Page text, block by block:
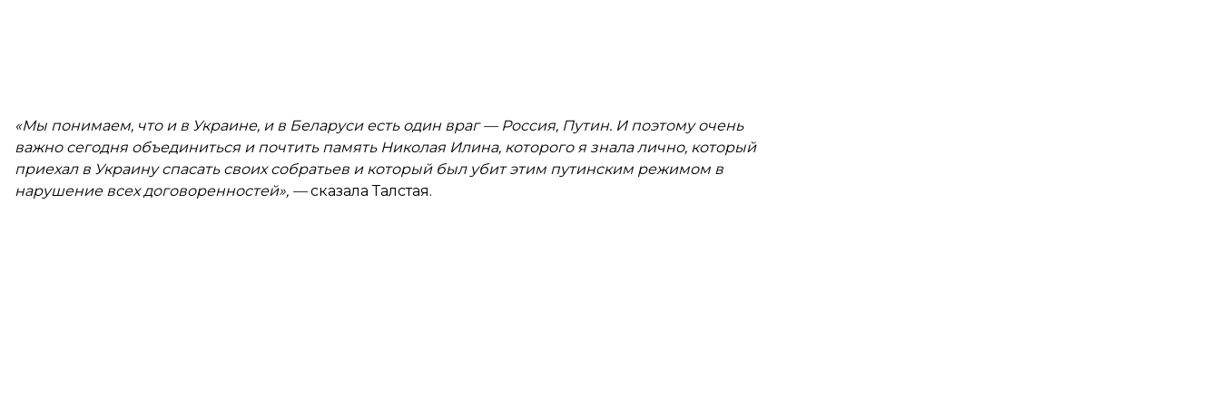
«Мы понимаем, что и в Украине, и в Беларуси есть один враг — Россия, Путин. И поэтому очень
важно сегодня объединиться и почтить память Николая Илина, которого я знала лично, который
приехал в Украину спасать своих собратьев и который был убит этим путинским режимом в
нарушение всех договоренностей», —сказала Талстая.